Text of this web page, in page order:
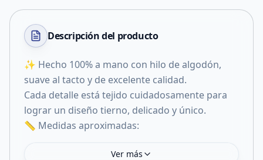
Descripción del producto
✨ Hecho 100% a mano con hilo de algodón,
suave al tacto y de excelente calidad.
Cada detalle está tejido cuidadosamente para
lograr un diseño tierno, delicado y único.
📏 Medidas aproximadas:
Ver más